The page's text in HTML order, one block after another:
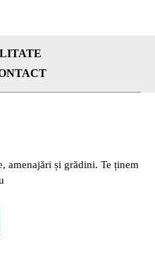
amenajări și grădini. Te ținem